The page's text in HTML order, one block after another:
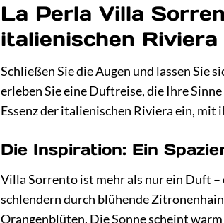
La Perla Villa
italienischen Riviera
Schließen Sie die Augen und lassen
erleben Sie eine Duftreise, die Ihre
Essenz der italienischen Riviera ein,
Die Inspiration: Ein
Villa Sorrento ist mehr als nur ein Duft –
schlendern durch blühende
Orangenblüten. Die Sonne scheint